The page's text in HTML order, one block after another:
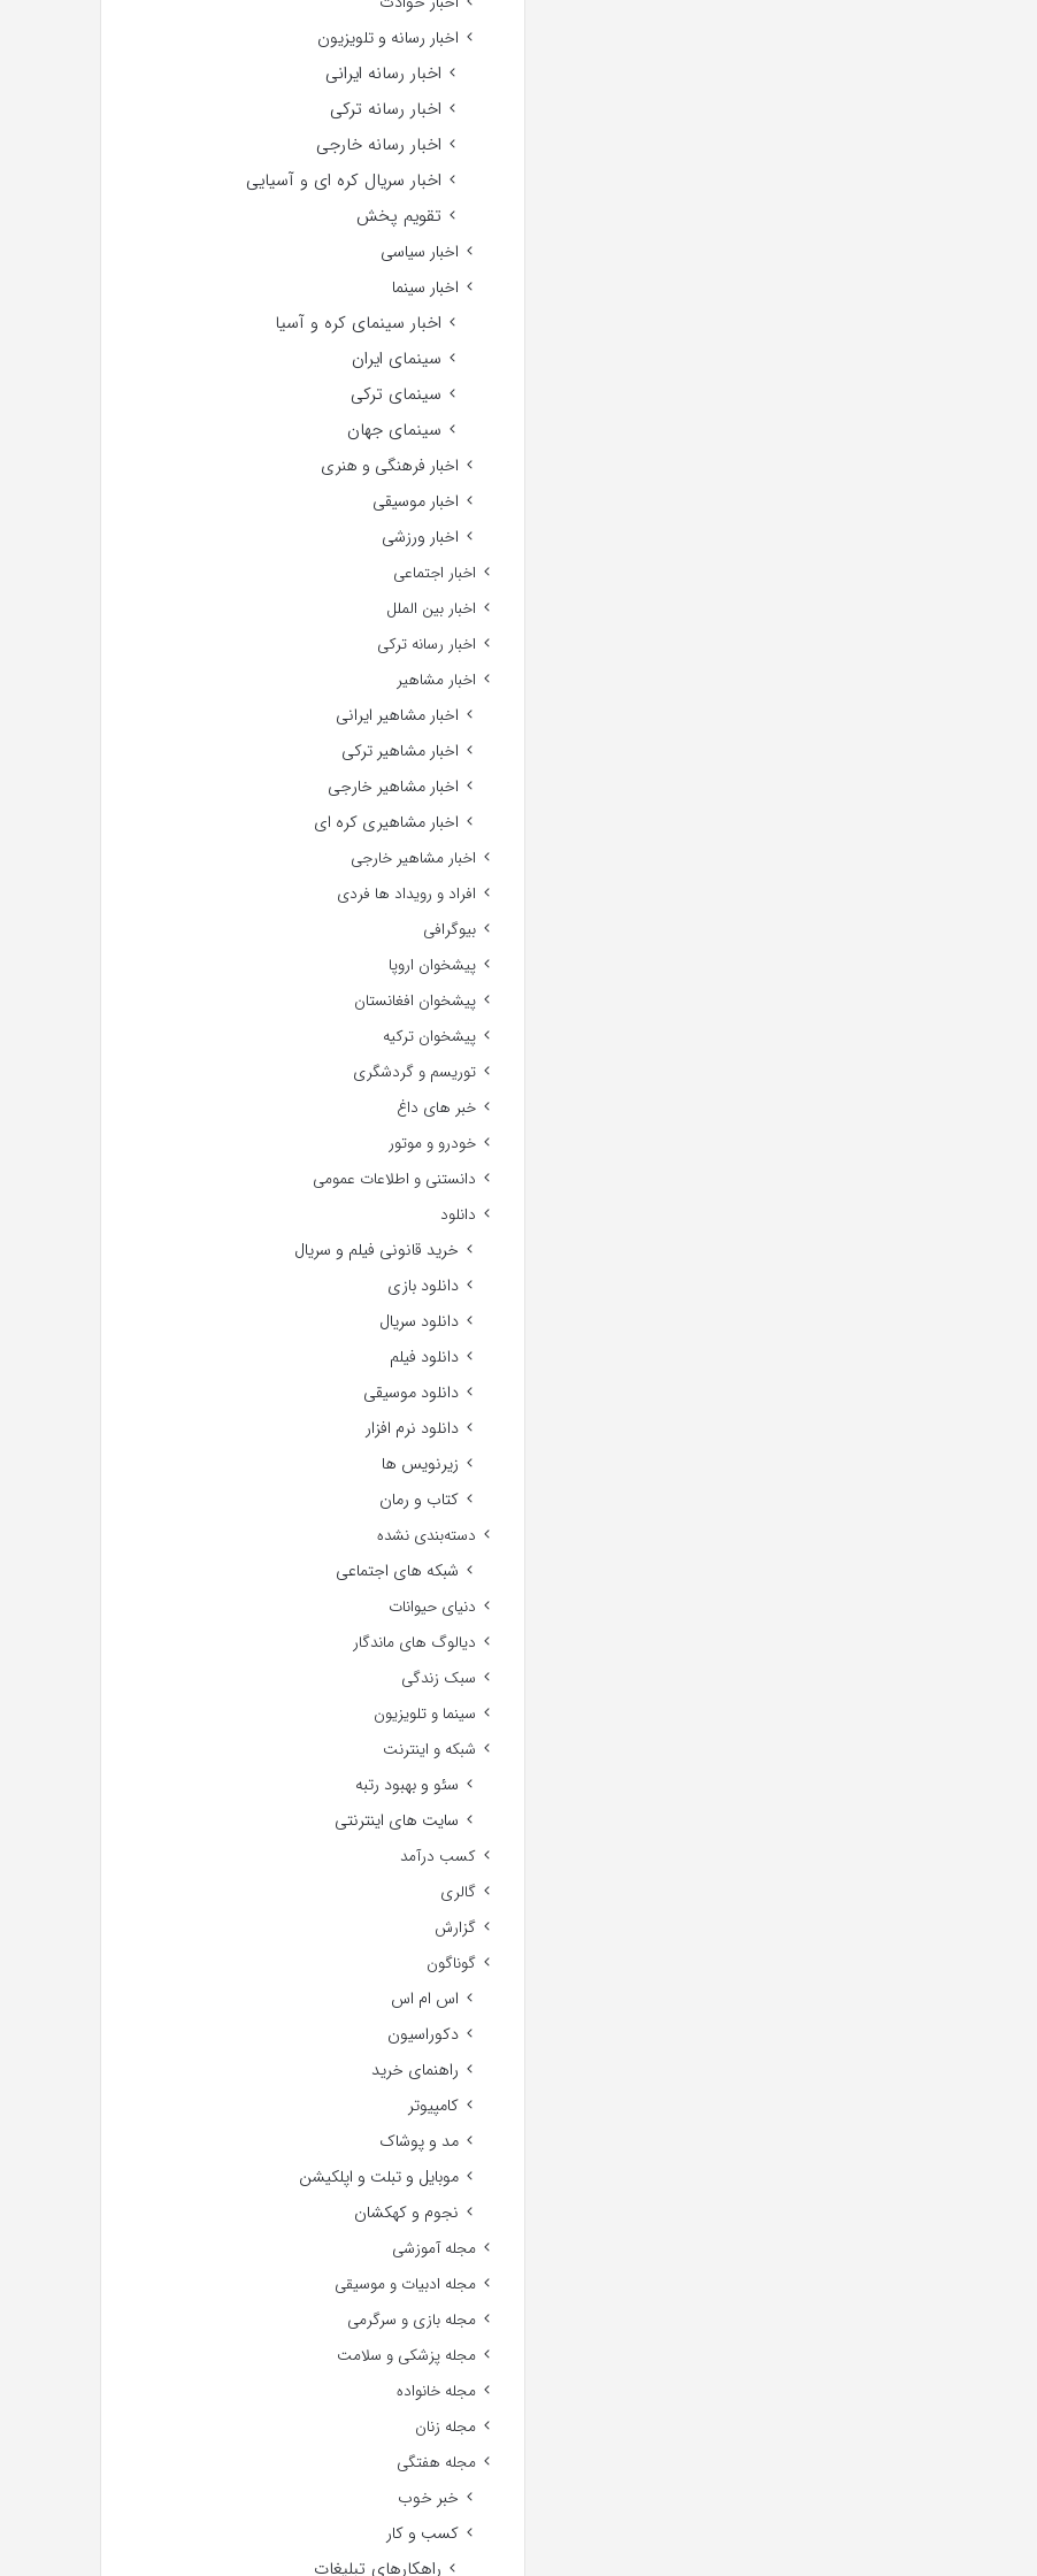
اخبار رسانه و تلویزیون
اخبار رسانه ایرانی
اخبار رسانه ترکی
اخبار رسانه خارجی
اخبار سریال کره ای و آسیایی
تقویم پخش
اخبار سیاسی
اخبار سینما
اخبار سینمای کره و آسیا
سینمای ایران
سینمای ترکی
سینمای جهان
اخبار فرهنگی و هنری
اخبار موسیقی
اخبار ورزشی
اخبار اجتماعی
اخبار بین الملل
اخبار رسانه ترکی
اخبار مشاهیر
اخبار مشاهیر ایرانی
اخبار مشاهیر ترکی
اخبار مشاهیر خارجی
اخبار مشاهیری کره ای
اخبار مشاهیر خارجی
افراد و رویداد ها فردی
بیوگرافی
پیشخوان اروپا
پیشخوان افغانستان
پیشخوان ترکیه
توریسم و گردشگری
خبر های داغ
خودرو و موتور
دانستنی و اطلاعات عمومی
دانلود
خرید قانونی فیلم و سریال
دانلود بازی
دانلود سریال
دانلود فیلم
دانلود موسیقی
دانلود نرم افزار
زیرنویس ها
کتاب و رمان
دسته‌بندی نشده
شبکه های اجتماعی
دنیای حیوانات
دیالوگ های ماندگار
سبک زندگی
سینما و تلویزیون
شبکه و اینترنت
سئو و بهبود رتبه
سایت های اینترنتی
کسب درآمد
گالری
گزارش
گوناگون
اس ام اس
دکوراسیون
راهنمای خرید
کامپیوتر
مد و پوشاک
موبایل و تبلت و اپلکیشن
نجوم و کهکشان
مجله آموزشی
مجله ادبیات و موسیقی
مجله بازی و سرگرمی
مجله پزشکی و سلامت
مجله خانواده
مجله زنان
مجله هفتگی
خبر خوب
کسب و کار
راهکارهای تبلیغات